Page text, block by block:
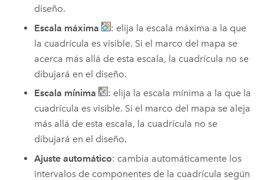
diseño.
Escala máxima
: elija la escala máxima a la que
la cuadrícula es visible. Si el marco del mapa se
acerca más allá de esta escala, la cuadrícula no se
dibujará en el diseño.
Escala mínima
: elija la escala mínima a la que la
cuadrícula es visible. Si el marco del mapa se aleja
más allá de esta escala, la cuadrícula no se
dibujará en el diseño.
Ajuste automático: cambia automáticamente los
intervalos de componentes de la cuadrícula según